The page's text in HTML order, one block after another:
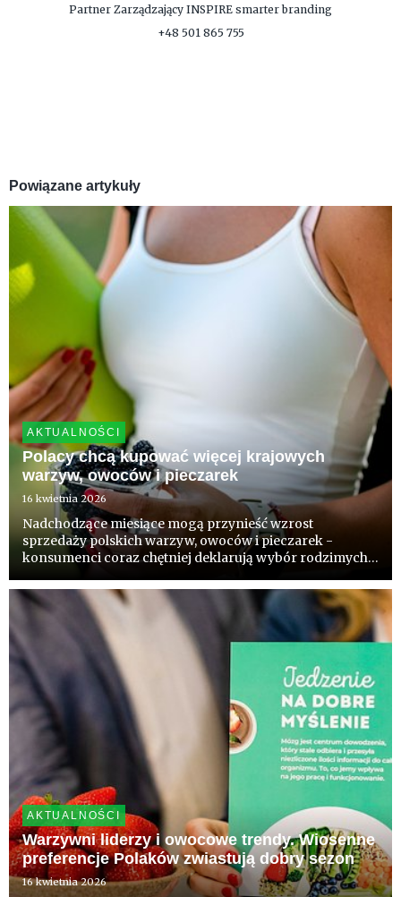
Partner Zarządzający INSPIRE smarter branding
+48 501 865 755
Powiązane artykuły
AKTUALNOŚCI
Polacy chcą kupować więcej krajowych
warzyw, owoców i pieczarek
16 kwietnia 2026
Nadchodzące miesiące mogą przynieść wzrost
sprzedaży polskich warzyw, owoców i pieczarek -
konsumenci coraz chętniej deklarują wybór rodzimych
komentują eksperci.
AKTUALNOŚCI
Warzywni liderzy i owocowe trendy. Wiosenne
preferencje Polaków zwiastują dobry sezon
16 kwietnia 2026